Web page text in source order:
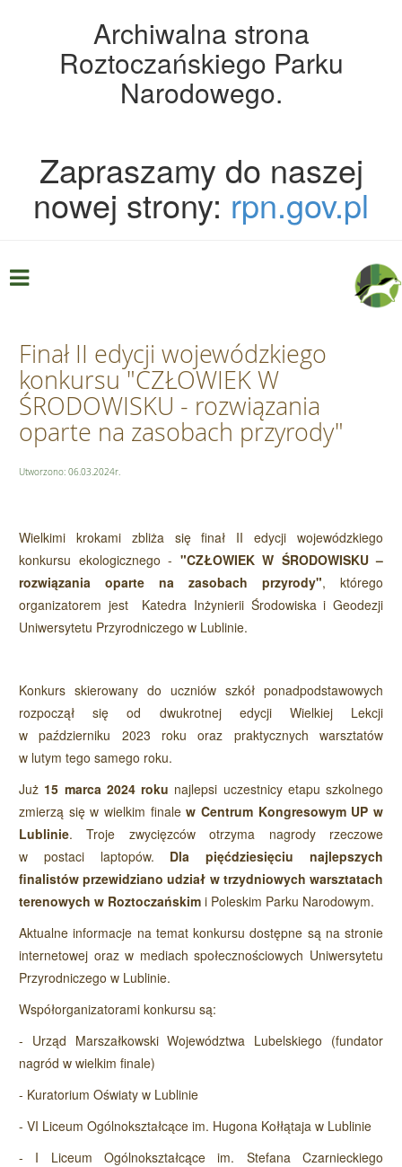
Archiwalna strona
Roztoczańskiego Parku
Narodowego.
Zapraszamy do naszej
nowej strony: rpn.gov.pl
Finał II edycji wojewódzkiego
konkursu "CZŁOWIEK W
ŚRODOWISKU - rozwiązania
oparte na zasobach przyrody"
Utworzono: 06.03.2024r.
Wielkimi krokami zbliża się finał II edycji wojewódzkiego
konkursu ekologicznego - "CZŁOWIEK W ŚRODOWISKU –
rozwiązania oparte na zasobach przyrody", którego
organizatorem jest Katedra Inżynierii Środowiska i Geodezji
Uniwersytetu Przyrodniczego w Lublinie.
Konkurs skierowany do uczniów szkół ponadpodstawowych
rozpoczął się od dwukrotnej edycji Wielkiej Lekcji
w październiku 2023 roku oraz praktycznych warsztatów
w lutym tego samego roku.
Już 15 marca 2024 roku najlepsi uczestnicy etapu szkolnego
zmierzą się w wielkim finalew Centrum Kongresowym UP w
Lublinie. Troje zwycięzców otrzyma nagrody rzeczowe
w postaci laptopów. Dla pięćdziesięciu najlepszych
finalistów przewidziano udział w trzydniowych warsztatach
terenowych w Roztoczańskim i Poleskim Parku Narodowym.
Aktualne informacje na temat konkursu dostępne są na stronie
internetowej oraz w mediach społecznościowych Uniwersytetu
Przyrodniczego w Lublinie.
Współorganizatorami konkursu są:
- Urząd Marszałkowski Województwa Lubelskiego (fundator
nagród w wielkim finale)
- Kuratorium Oświaty w Lublinie
- VI Liceum Ogólnokształcące im. Hugona Kołłątaja w Lublinie
- I Liceum Ogólnokształcące im. Stefana Czarnieckiego